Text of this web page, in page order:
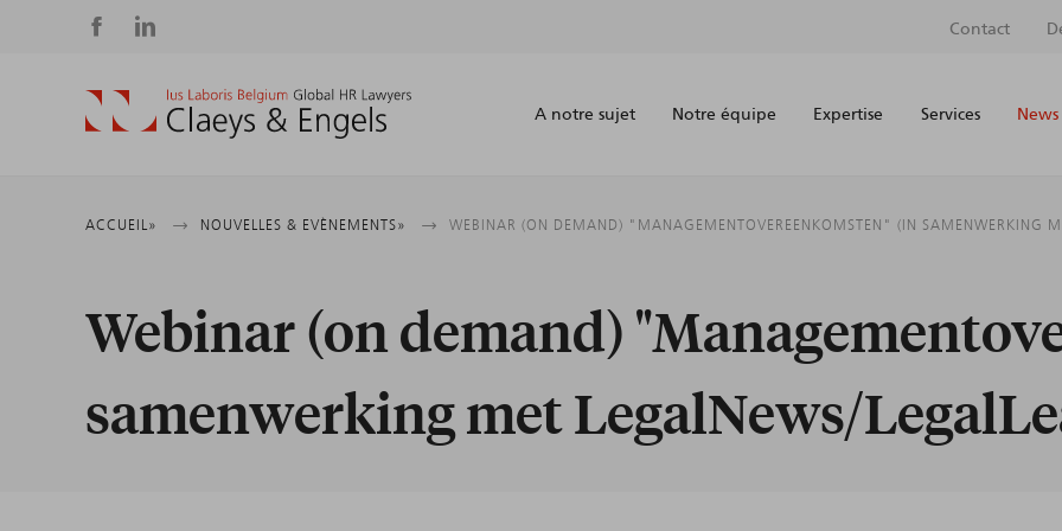
Social
media
Contact
A notre sujet Notre équipe Expertise Services
Fil
d'Ariane
ACCUEIL NOUVELLES & EVÈNEMENTS WEBINAR (ON DEMAND) "MANAGEMENTOVEREENKOMSTEN" (IN SAMENWERKING
Webinar (on demand)
samenwerking met LegalNews/